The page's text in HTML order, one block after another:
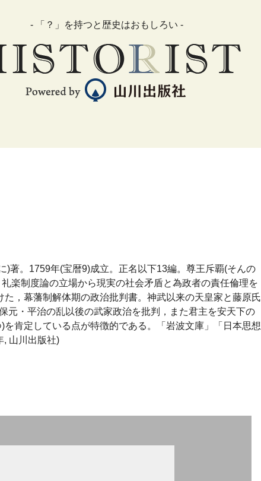
- 「？」を持つと歴史はおもしろい -
著。1759年(宝暦9)成立。正名以下13編。尊王斥覇(そんの
楽制度論の立場から現実の社会矛盾と為政者の責任倫理を
，幕藩制解体期の政治批判書。神武以来の天皇家と藤原氏
元・平治の乱以後の武家政治を批判，また君主を安天下の
肯定している点が特徴的である。「岩波文庫」「日本思想
, 山川出版社)